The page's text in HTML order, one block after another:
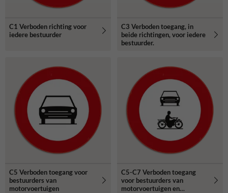
C1 Verboden richting voor
iedere bestuurder
C3 Verboden toegang, in
beide richtingen, voor iedere
bestuurder.
C5 Verboden toegang voor
bestuurders van
motorvoertuigen
C5-C7 Verboden toegang
voor bestuurders van
motorvoertuigen en